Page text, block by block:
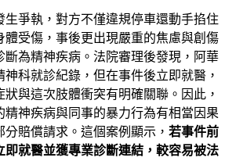
生爭執，對方不僅違規停車還動手掐住
體受傷，事後更出現嚴重的焦慮與創傷
斷為精神疾病。法院審理後發現，阿華
科就診紀錄，但在事件後立即就醫，
狀與這次肢體衝突有明確關聯。因此，
精神疾病與同事的暴力行為有相當因果
賠償請求。這個案例顯示， 若事件前
即就醫並獲專業診斷連結，較容易被法